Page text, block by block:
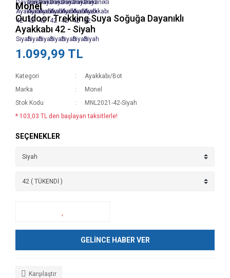
Monel
Outdoor Trekking Suya Soğuğa Dayanıklı
Ayakkabı 42 - Siyah
1.099,99 TL
Kategori
Ayakkabı/Bot
Marka
Monel
Stok Kodu
MNL2021-42-Siyah
* 103,03 TL den başlayan taksitlerle!
SEÇENEKLER
GELİNCE HABER VER
Karşılaştır